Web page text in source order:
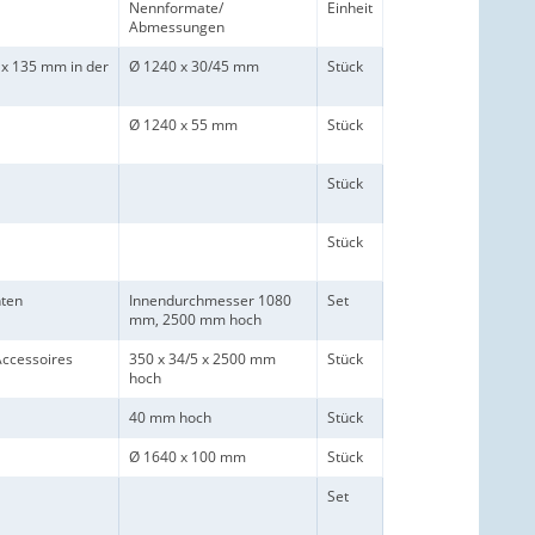
Nennformate/
Abmessungen
Einheit
135 mm in der Ø 1240 x 30/45 mm Stück
Ø 1240 x 55 mm Stück
Stück
Stück
Innendurchmesser 1080
mm, 2500 mm hoch
Set
350 x 34/5 x 2500 mm
hoch
Stück
40 mm hoch
Stück
Ø 1640 x 100 mm
Stück
Set